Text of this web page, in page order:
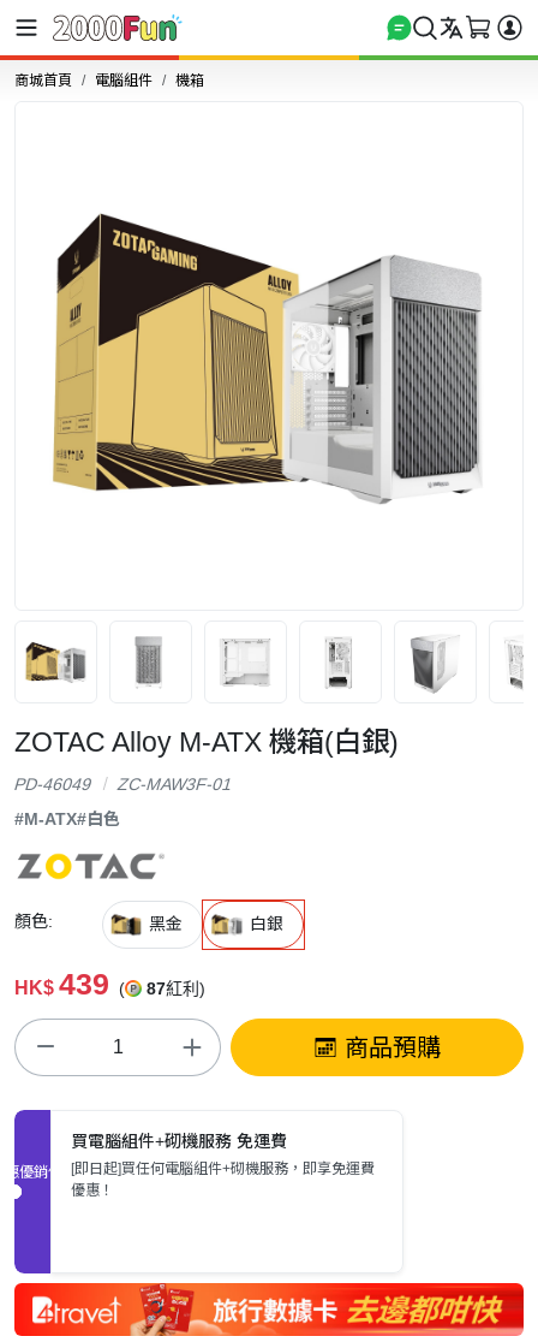
商城首頁 電腦組件 機箱
ZOTAC Alloy M-ATX 機箱(白銀)
PD-46049
ZC-MAW3F-01
#M-ATX#白色
顏色: 黑金 白銀
HK$ 439 ( 87紅利)
商品預購
促銷優惠
買電腦組件+砌機服務 免運費
[即日起]買任何電腦組件+砌機服務，即享免運費
優惠！